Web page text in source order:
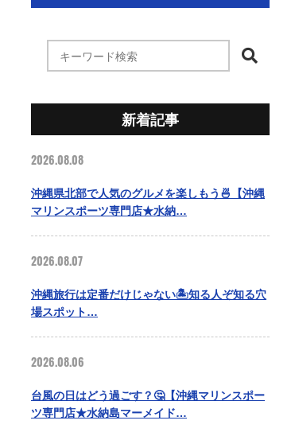
新着記事
2026.08.08
沖縄県北部で人気のグルメを楽しもう🍜【沖縄
マリンスポーツ専門店★水納…
2026.08.07
沖縄旅行は定番だけじゃない🏝️知る人ぞ知る穴
場スポット…
2026.08.06
台風の日はどう過ごす？🤔【沖縄マリンスポー
ツ専門店★水納島マーメイド…